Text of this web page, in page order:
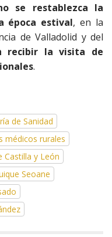
se restablezca la
época estival, en la
de Valladolid y del
recibir la visita de
.
de Sanidad
médicos rurales
Castilla y León
Seoane